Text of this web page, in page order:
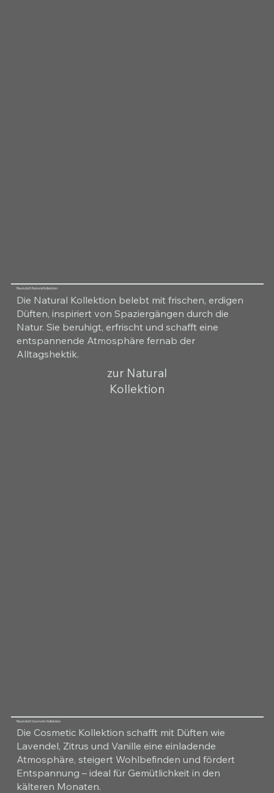
Raumduft Natural Kollektion
Die Natural Kollektion belebt mit frischen, erdigen
Düften, inspiriert von Spaziergängen durch die
Natur. Sie beruhigt, erfrischt und schafft eine
entspannende Atmosphäre fernab der
Alltagshektik.
zur Natural
Kollektion
Raumduft Cosmetic Kollektion
Die Cosmetic Kollektion schafft mit Düften wie
Lavendel, Zitrus und Vanille eine einladende
Atmosphäre, steigert Wohlbefinden und fördert
Entspannung – ideal für Gemütlichkeit in den
kälteren Monaten.